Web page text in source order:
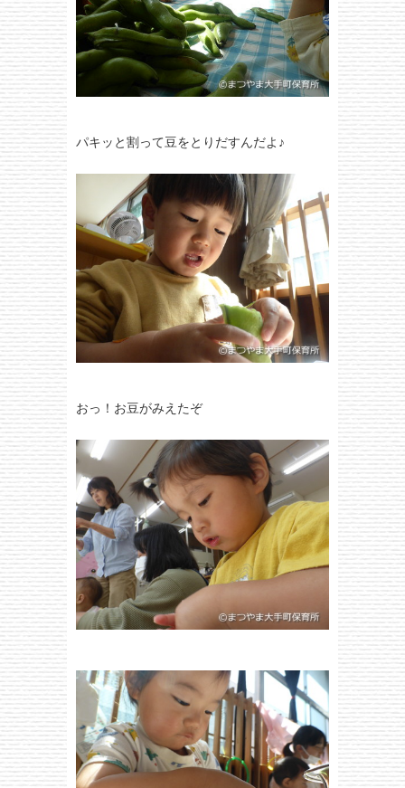
パキッと割って豆をとりだすんだよ♪
おっ！お豆がみえたぞ